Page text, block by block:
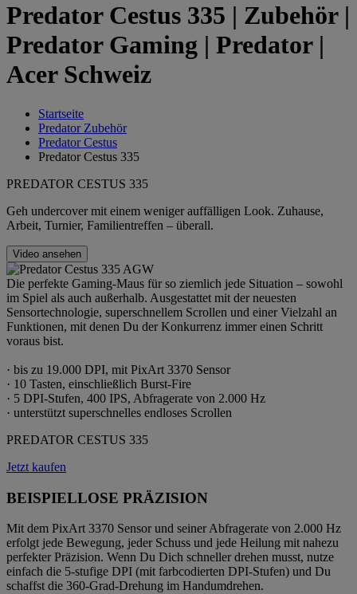
Predator Cestus 335 | Zubehör |
Predator Gaming | Predator |
Acer Schweiz
Startseite
Predator Zubehör
Predator Cestus
Predator Cestus 335
PREDATOR CESTUS 335
Geh undercover mit einem weniger auffälligen Look. Zuhause,
Arbeit, Turnier, Familientreffen – überall.
Video ansehen
Die perfekte Gaming-Maus für so ziemlich jede Situation – sowohl
im Spiel als auch außerhalb. Ausgestattet mit der neuesten
Sensortechnologie, superschnellem Scrollen und einer Vielzahl an
Funktionen, mit denen Du der Konkurrenz immer einen Schritt
voraus bist.
· bis zu 19.000 DPI, mit PixArt 3370 Sensor
· 10 Tasten, einschließlich Burst-Fire
· 5 DPI-Stufen, 400 IPS, Abfragerate von 2.000 Hz
· unterstützt superschnelles endloses Scrollen
PREDATOR CESTUS 335
Jetzt kaufen
BEISPIELLOSE PRÄZISION
Mit dem PixArt 3370 Sensor und seiner Abfragerate von 2.000 Hz
erfolgt jede Bewegung, jeder Schuss und jede Heilung mit nahezu
perfekter Präzision. Wenn Du Dich schneller drehen musst, nutze
einfach die 5-stufige DPI (mit farbcodierten DPI-Stufen) und Du
schaffst die 360-Grad-Drehung im Handumdrehen.